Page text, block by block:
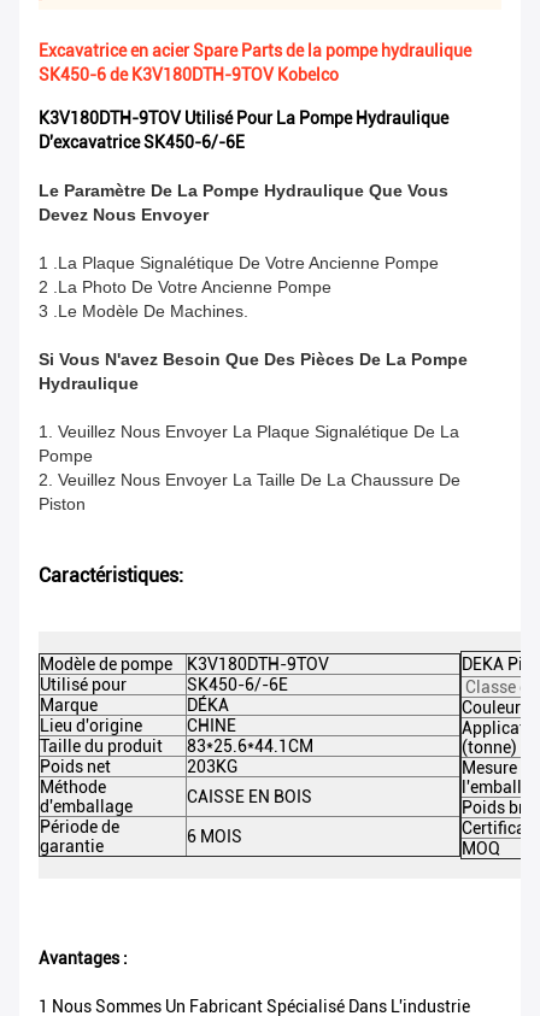
Excavatrice en acier Spare Parts de la pompe hydraulique
SK450-6 de K3V180DTH-9TOV Kobelco
K3V180DTH-9TOV Utilisé Pour La Pompe Hydraulique
D'excavatrice SK450-6/-6E
Le Paramètre De La Pompe Hydraulique Que Vous
Devez Nous Envoyer
1 .La Plaque Signalétique De Votre Ancienne Pompe
2 .La Photo De Votre Ancienne Pompe
3 .Le Modèle De Machines.
Si Vous N'avez Besoin Que Des Pièces De La Pompe
Hydraulique
1. Veuillez Nous Envoyer La Plaque Signalétique De La
Pompe
2. Veuillez Nous Envoyer La Taille De La Chaussure De
Piston
Caractéristiques:
Modèle de pompe
K3V180DTH-9TOV
Utilisé pour
SK450-6/-6E
Marque
DÉKA
Lieu d'origine
CHINE
Taille du produit
83*25.6*44.1CM
Poids net
203KG
Méthode
d'emballage
CAISSE EN BOIS
Période de
garantie
6 MOIS
DEKA
Classe
Couleur
(tonne)
Mesure de
Poids brut
Certificat
MOQ
Avantages :
1 Nous Sommes Un Fabricant Spécialisé Dans L'industrie